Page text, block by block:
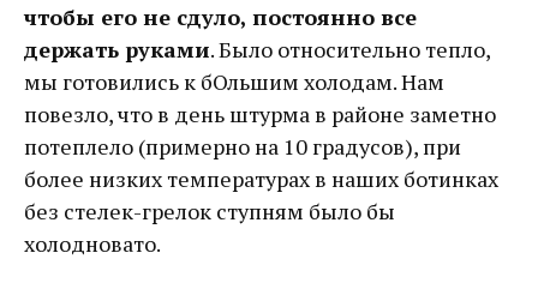
чтобы его не сдуло, постоянно все
держать руками. Было относительно тепло,
мы готовились к бОльшим холодам. Нам
повезло, что в день штурма в районе заметно
потеплело (примерно на 10 градусов), при
более низких температурах в наших ботинках
без стелек-грелок ступням было бы
холодновато.